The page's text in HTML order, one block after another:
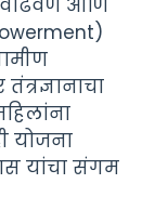
वाढवणे आणि
योजना
यांचा संगम